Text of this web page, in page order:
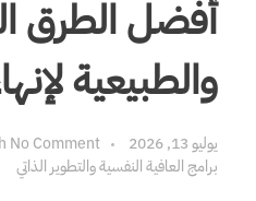
أفضل الطرق
والطبيعية
يوليو 13, 2026
No Comment
برامج العافية النفسية والتطوير الذاتي